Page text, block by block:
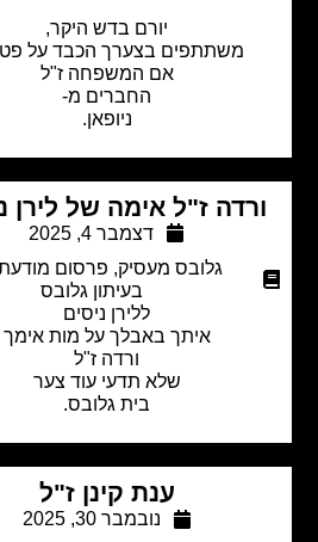
יורם בדש היקר,
משתתפים בצערך הכבד על פטירת
אם המשפחה ז"ל
החברים מ-
ז"ל אימה של לירן ניסים
דצמבר 4, 2025
גלובס מעסיק, פרסום מודעת אבל
בעיתון גלובס
ללירן ניסים
איתך באבלך על מות אימך
ורדה ז"ל
שלא תדעי עוד צער
בית גלובס.
ענת קינן ז"ל
נובמבר 30, 2025